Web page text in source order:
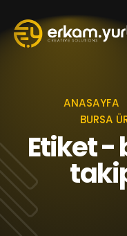
ANASAYFA
BURSA
Etiket -